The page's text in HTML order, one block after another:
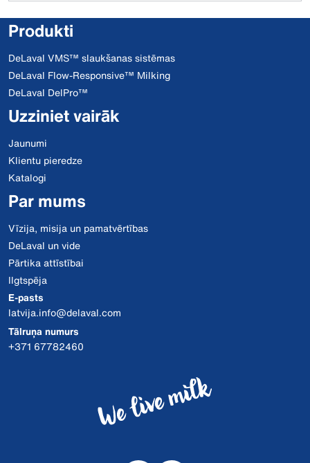
Produkti
DeLaval VMS™ slaukšanas sistēmas
DeLaval Flow-Responsive™ Milking
DeLaval DelPro™
Uzziniet vairāk
Jaunumi
Klientu pieredze
Katalogi
Par mums
Vīzija, misija un pamatvērtības
DeLaval un vide
Pārtika attīstībai
Ilgtspēja
E-pasts
latvija.info@delaval.com
Tālruņa numurs
+371 67782460